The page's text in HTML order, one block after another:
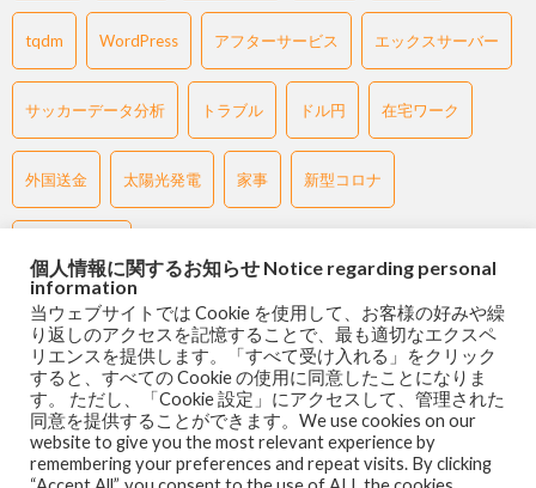
tqdm WordPress アフターサービス エックスサーバー
サッカーデータ分析 トラブル ドル円 在宅ワーク
外国送金 太陽光発電 家事 新型コロナ
Back to Top
個人情報に関するお知らせ Notice regarding personal
information
当ウェブサイトでは Cookie を使用して、お客様の好みや繰
り返しのアクセスを記憶することで、最も適切なエクスペ
リエンスを提供します。「すべて受け入れる」をクリック
すると、すべての Cookie の使用に同意したことになりま
す。 ただし、「Cookie 設定」にアクセスして、管理された
同意を提供することができます。We use cookies on our
website to give you the most relevant experience by
remembering your preferences and repeat visits. By clicking